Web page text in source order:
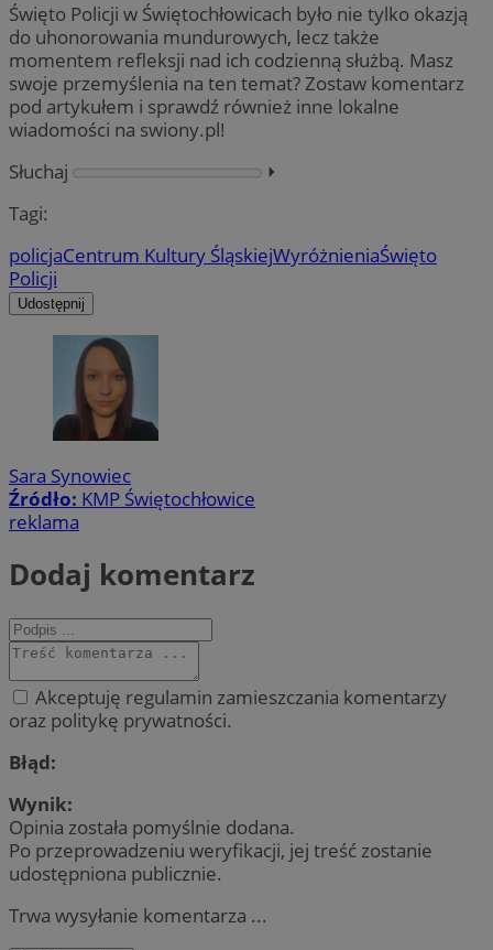
Święto Policji w Świętochłowicach było nie tylko okazją
do uhonorowania mundurowych, lecz także
momentem refleksji nad ich codzienną służbą. Masz
swoje przemyślenia na ten temat? Zostaw komentarz
pod artykułem i sprawdź również inne lokalne
wiadomości na swiony.pl!
Słuchaj
⏵︎
Tagi:
policjaCentrum Kultury ŚląskiejWyróżnieniaŚwięto
Policji
Udostępnij
Sara Synowiec
Źródło: KMP Świętochłowice
reklama
Dodaj komentarz
Akceptuję regulamin zamieszczania komentarzy
oraz politykę prywatności.
Błąd:
Wynik:
Opinia została pomyślnie dodana.
Po przeprowadzeniu weryfikacji, jej treść zostanie
udostępniona publicznie.
Trwa wysyłanie komentarza ...